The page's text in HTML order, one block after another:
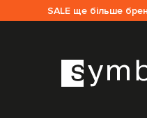
SALE ще більше